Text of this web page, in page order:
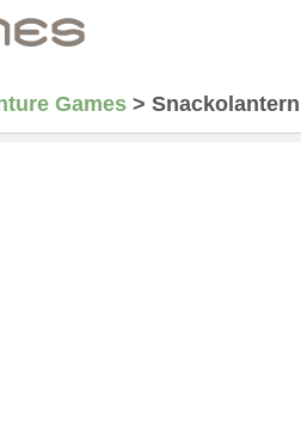
Games > Snackolantern